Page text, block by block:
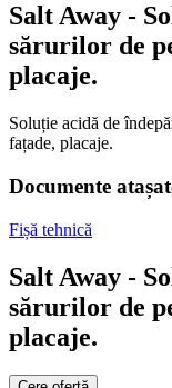
Salt Away -
sărurilor de
placaje.
Soluție acidă de
fațade, placaje.
Documente
Fișă tehnică
Salt Away -
sărurilor de
placaje.